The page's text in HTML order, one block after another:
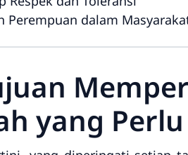
Perempuan dalam
yang